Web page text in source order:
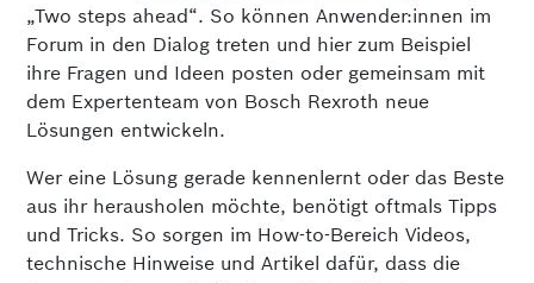
„Two steps ahead“. So können Anwender:innen im
Forum in den Dialog treten und hier zum Beispiel
ihre Fragen und Ideen posten oder gemeinsam mit
dem Expertenteam von Bosch Rexroth neue
Lösungen ent­wickeln.
Wer eine Lösung gerade kennenlernt oder das Beste
aus ihr herausholen möchte, benötigt oftmals Tipps
und Tricks. So sorgen im How-to-Bereich Videos,
technische Hinweise und Artikel dafür, dass die